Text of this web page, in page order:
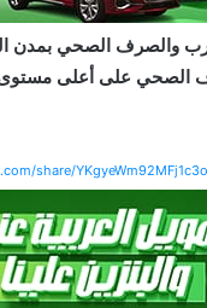
والصرف الصحي بمدن
على أعلى مستوى،
share/